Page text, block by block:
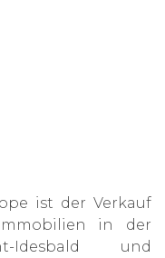
ist der Verkauf
in der
Idesbald und